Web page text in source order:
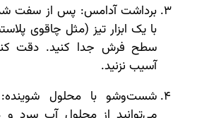
برداشت آدامس: پس از سفت
با یک ابزار تیز (مثل چاقوی
سطح فرش جدا کنید. دقت
آسیب نزنید.
شست‌وشو با محلول شوینده: